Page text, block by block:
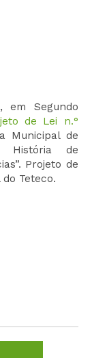
em Segundo
de Lei n.°
Municipal de
História de
Projeto de
Teteco.